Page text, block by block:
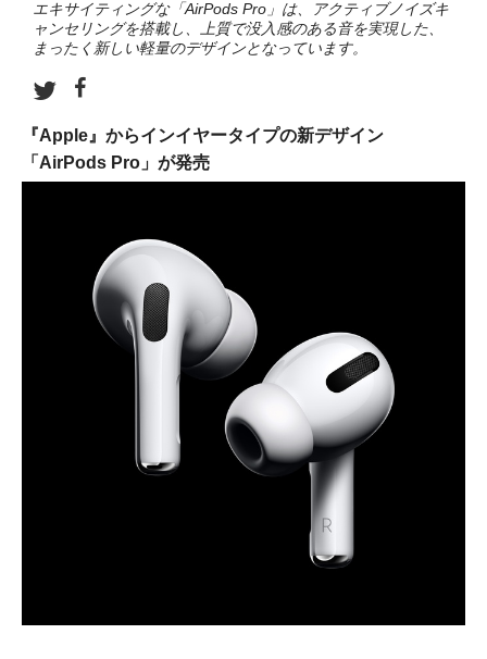
エキサイティングな「AirPods Pro」は、アクティブノイズキ
ャンセリングを搭載し、上質で没入感のある音を実現した、
まったく新しい軽量のデザインとなっています。
『Apple』からインイヤータイプの新デザイン
「AirPods Pro」が発売